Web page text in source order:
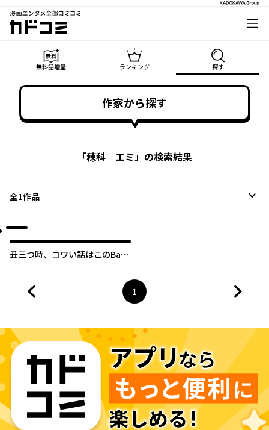
漫画エンタメ全部コミコミ
カドコミ
無料話増量 ランキング 探す
作家から探す
「穂科 エミ」の検索結果
全1作品
丑三つ時、コワい話はこのBar
ページ
1
へ